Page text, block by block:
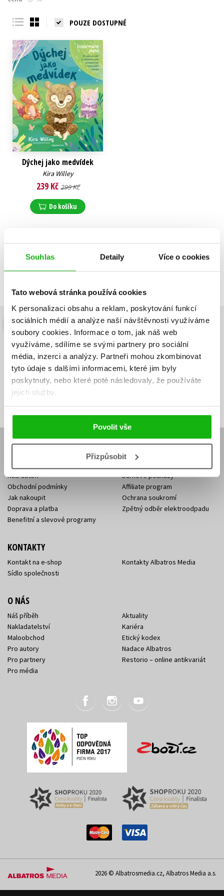
Souhlas Detaily Více o cookies
Tato webová stránka používá cookies
K personalizaci obsahu a reklam, poskytování funkcí
sociálních médií a analýze naší návštěvnosti využíváme
soubory cookies. Informace o tom, jak náš web
využíváme, sdílíme se svými partnery pro sociální
média, inzerci a analýzy. Partneři mohou zkombinovat
tyto údaje s dalšími informacemi, které jim byly
poskytnuty, nebo které poté následovaly, že používáte
jejich služby.
Povolit vše
Přizpůsobit
Young adult (SK)
POUZE DOSTUPNÉ
Dýchej jako medvídek
Kira Willey
239 Kč 299 Kč
Do košíku
Zobraz záznamů
Zobrazuji 1 až 1 z celkem 1 záznamů
Budete to vědět jako první!
Zajímá Vás, jaký knižní hit právě vychází, na jaké zboží je výhodná
sleva, jaká běží soutěž o ceny? Přihlášením k odběru našich e-
mailových novineksouhlasíte se zpracováním osobních údajů
Vaše e-
mailová
Vaše e-
mailová
Vaše e-mailová adresa
E-SHOP
Naši autoři
Obchodní podmínky
Jak nakoupit
Doprava a platba
Benefitní a slevové programy
Dárkové poukazy
Affiliate program
Ochrana soukromí
Zpětný odběr elektroodpadu
KONTAKTY
Kontakt na e-shop
Sídlo společnosti
Kontakty Albatros Media
O NÁS
Náš příběh
Nakladatelství
Maloobchod
Pro autory
Pro partnery
Pro média
Aktuality
Kariéra
Etický kodex
Nadace Albatros
Restorio – online antikvariát
2026 © Albatrosmedia.cz, Albatros Media a.s.